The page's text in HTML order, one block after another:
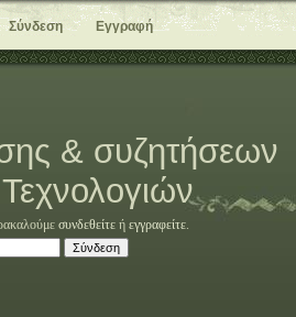
Σύνδεση Εγγραφή
& συζητήσεων
συνδεθείτε ή εγγραφείτε.